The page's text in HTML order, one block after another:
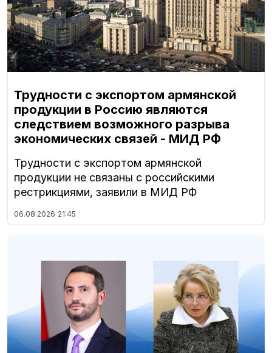
Трудности с экспортом армянской
продукции в Россию являются
следствием возможного разрыва
экономических связей - МИД РФ
Трудности с экспортом армянской
продукции не связаны с российскими
рестрикциями, заявили в МИД РФ
06.08.2026 21:45